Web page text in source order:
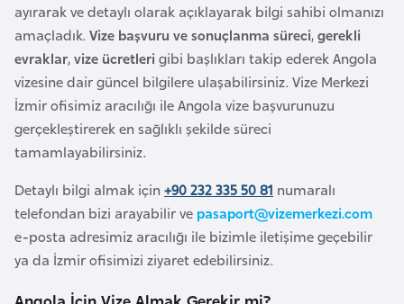
ayırarak ve detaylı olarak açıklayarak bilgi sahibi olmanızı
amaçladık. Vize başvuru ve sonuçlanma süreci,gerekli
evraklar,vize ücretleri gibi başlıkları takip ederek Angola
vizesine dair güncel bilgilere ulaşabilirsiniz. Vize Merkezi
İzmir ofisimiz aracılığı ile Angola vize başvurunuzu
gerçekleştirerek en sağlıklı şekilde süreci
tamamlayabilirsiniz.
Detaylı bilgi almak için+90 232 335 50 81 numaralı
telefondan bizi arayabilir ve pasaport@vizemerkezi.com
e-posta adresimiz aracılığı ile bizimle iletişime geçebilir
ya da İzmir ofisimizi ziyaret edebilirsiniz.
B
l
a
r
u